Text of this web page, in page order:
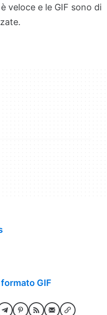
veloce e le GIF sono di
GIF